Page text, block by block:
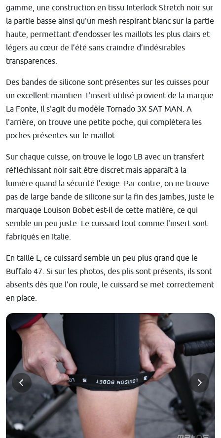
gamme, une construction en tissu Interlock Stretch noir sur
la partie basse ainsi qu'un mesh respirant blanc sur la partie
haute, permettant d’endosser les maillots les plus clairs et
légers au cœur de l’été sans craindre d’indésirables
transparences.
Des bandes de silicone sont présentes sur les cuisses pour
un excellent maintien. L'insert utilisé provient de la marque
La Fonte, il s'agit du modèle Tornado 3X SAT MAN. A
l'arrière, on trouve une petite poche, qui complètera les
poches présentes sur le maillot.
Sur chaque cuisse, on trouve le logo LB avec un transfert
réfléchissant noir sait être discret mais apparaît à la
lumière quand la sécurité l’exige. Par contre, on ne trouve
pas de large bande de silicone sur la fin des jambes, juste le
marquage Louison Bobet est-il de cette matière, ce qui
semble un peu juste. Le cuissard tout comme l'insert sont
fabriqués en Italie.
En taille L, ce cuissard semble un peu plus grand que le
Buffalo 47. Si sur les photos, des plis sont présents, ils sont
absents dès que l'on roule, le cuissard se met correctement
en place.